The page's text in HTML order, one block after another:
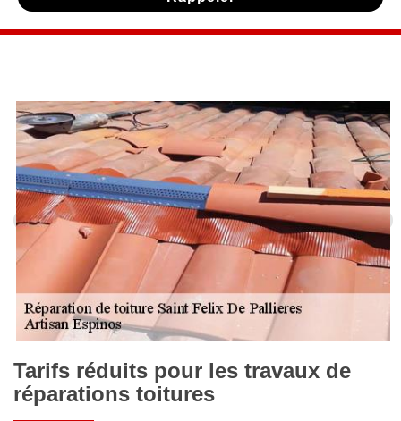
Tarifs réduits pour les travaux de
réparations toitures